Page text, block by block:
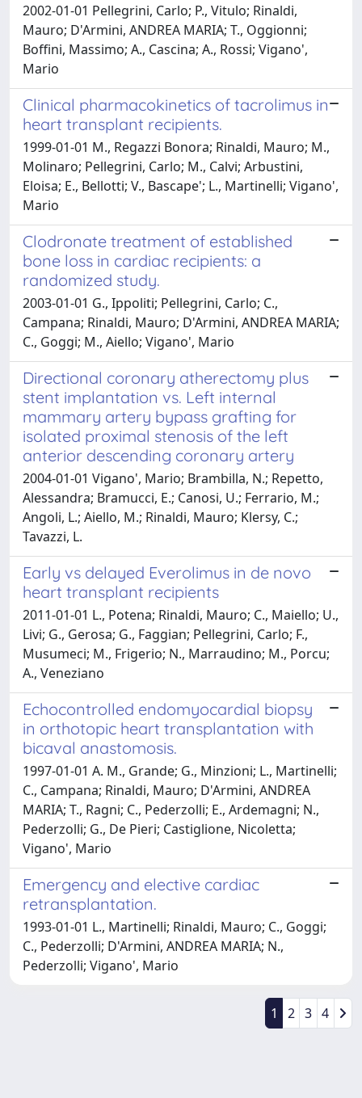
2002-01-01 Pellegrini, Carlo; P., Vitulo; Rinaldi,
Mauro; D'Armini, ANDREA MARIA; T., Oggionni;
Boffini, Massimo; A., Cascina; A., Rossi; Vigano',
Mario
Clinical pharmacokinetics of tacrolimus in
heart transplant recipients.
1999-01-01 M., Regazzi Bonora; Rinaldi, Mauro; M.,
Molinaro; Pellegrini, Carlo; M., Calvi; Arbustini,
Eloisa; E., Bellotti; V., Bascape'; L., Martinelli; Vigano',
Mario
Clodronate treatment of established
bone loss in cardiac recipients: a
randomized study.
2003-01-01 G., Ippoliti; Pellegrini, Carlo; C.,
Campana; Rinaldi, Mauro; D'Armini, ANDREA MARIA;
C., Goggi; M., Aiello; Vigano', Mario
Directional coronary atherectomy plus
stent implantation vs. Left internal
mammary artery bypass grafting for
isolated proximal stenosis of the left
anterior descending coronary artery
2004-01-01 Vigano', Mario; Brambilla, N.; Repetto,
Alessandra; Bramucci, E.; Canosi, U.; Ferrario, M.;
Angoli, L.; Aiello, M.; Rinaldi, Mauro; Klersy, C.;
Tavazzi, L.
Early vs delayed Everolimus in de novo
heart transplant recipients
2011-01-01 L., Potena; Rinaldi, Mauro; C., Maiello; U.,
Livi; G., Gerosa; G., Faggian; Pellegrini, Carlo; F.,
Musumeci; M., Frigerio; N., Marraudino; M., Porcu;
A., Veneziano
Echocontrolled endomyocardial biopsy
in orthotopic heart transplantation with
bicaval anastomosis.
1997-01-01 A. M., Grande; G., Minzioni; L., Martinelli;
C., Campana; Rinaldi, Mauro; D'Armini, ANDREA
MARIA; T., Ragni; C., Pederzolli; E., Ardemagni; N.,
Pederzolli; G., De Pieri; Castiglione, Nicoletta;
Vigano', Mario
Emergency and elective cardiac
retransplantation.
1993-01-01 L., Martinelli; Rinaldi, Mauro; C., Goggi;
C., Pederzolli; D'Armini, ANDREA MARIA; N.,
Pederzolli; Vigano', Mario
1 2 3 4